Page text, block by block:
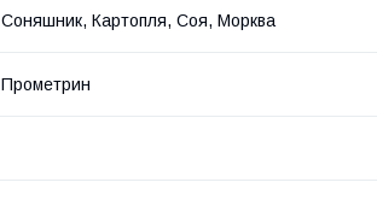
Соняшник, Картопля, Соя, Морква
Прометрин